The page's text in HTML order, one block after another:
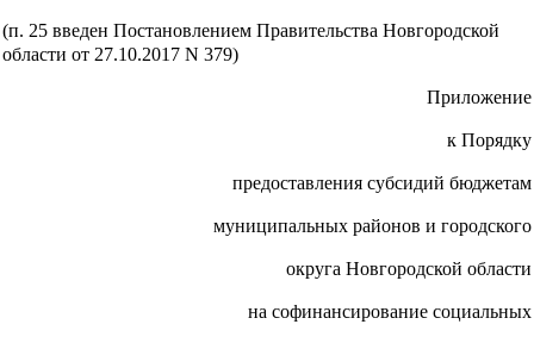
(п. 25 введен Постановлением Правительства Новгородской
области от 27.10.2017 N 379)
Приложение
к Порядку
предоставления субсидий бюджетам
муниципальных районов и городского
округа Новгородской области
на софинансирование социальных